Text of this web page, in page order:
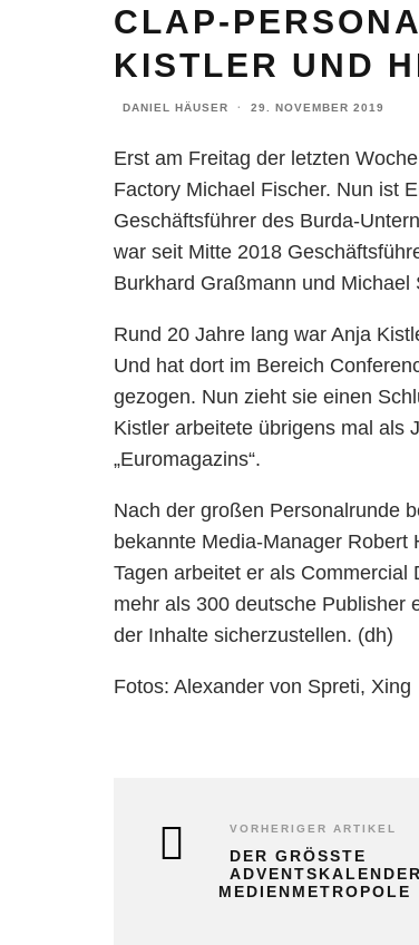
CLAP-
KISTLER UND
DANIEL HÄUSER · 29. NOVEMBER 2019
Erst am Freitag der letzten
Factory Michael Fischer. Nun ist
Geschäftsführer des Burda-
war seit Mitte 2018
Burkhard Graßmann und Michael
Rund 20 Jahre lang war Anja
Und hat dort im Bereich
gezogen. Nun zieht sie einen
Kistler arbeitete übrigens mal als
„Euromagazins“.
Nach der großen Personalrunde
bekannte Media-Manager Robert
Tagen arbeitet er als
mehr als 300 deutsche Publisher
der Inhalte sicherzustellen. (dh)
Fotos: Alexander von Spreti, Xing
VORHERIGER ARTIKEL
DER GRÖSSTE A
DVENTSKALENDER
EDIENMETROPOLE